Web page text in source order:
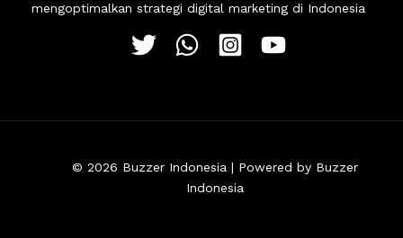
mengoptimalkan strategi digital marketing di Indonesia
© 2026 Buzzer Indonesia | Powered by Buzzer
Indonesia